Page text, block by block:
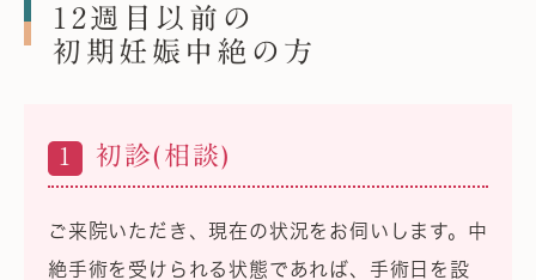
12週目以前の
初期妊娠中絶の方
1 初診(相談)
ご来院いただき、現在の状況をお伺いします。中
絶手術を受けられる状態であれば、手術日を設